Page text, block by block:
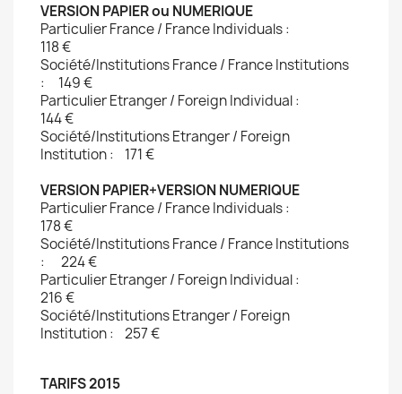
VERSION PAPIER ou NUMERIQUE
Particulier France / France Individuals :
118 €
Société/Institutions France / France Institutions
: 149 € 
Particulier Etranger / Foreign Individual :
144 € 
Société/Institutions Etranger / Foreign
Institution : 171 € 
VERSION PAPIER+VERSION NUMERIQUE
Particulier France / France Individuals :
178 € 
Société/Institutions France / France Institutions
: 224 € 
Particulier Etranger / Foreign Individual :
216 €
Société/Institutions Etranger / Foreign
Institution : 257 €
TARIFS 2015